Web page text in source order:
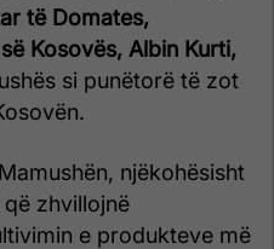
të Domates,
Kosovës, Albin Kurti,
si punëtorë të zot
njëkohësisht
zhvillojnë
e produkteve më